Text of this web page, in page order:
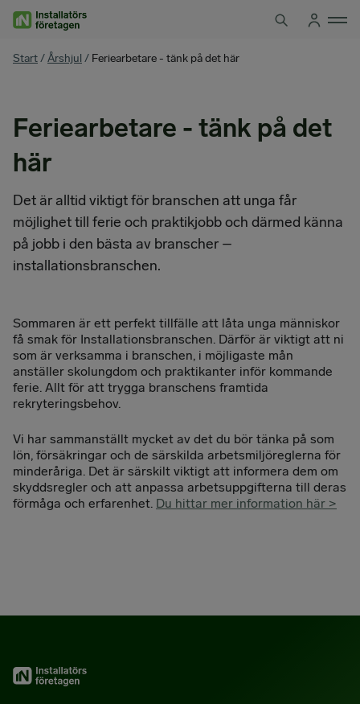
You
Start/Årshjul / Feriearbetare - tänk på det här
Feriearbetare - tänk på det
här
Det är alltid viktigt för branschen att unga får
möjlighet till ferie och praktikjobb och därmed känna
på jobb i den bästa av branscher –
installationsbranschen.
Sommaren är ett perfekt tillfälle att låta unga människor
få smak för Installationsbranschen. Därför är viktigt att ni
som är verksamma i branschen, i möjligaste mån
anställer skolungdom och praktikanter inför kommande
ferie. Allt för att trygga branschens framtida
rekryteringsbehov.
Vi har sammanställt mycket av det du bör tänka på som
lön, försäkringar och de särskilda arbetsmiljöreglerna för
minderåriga. Det är särskilt viktigt att informera dem om
skyddsregler och att anpassa arbetsuppgifterna till deras
förmåga och erfarenhet. Du hittar mer information här >